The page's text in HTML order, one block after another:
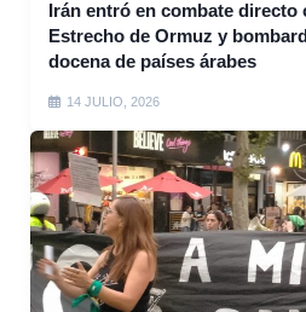
Irán entró en combate directo
Estrecho de Ormuz y
docena de países árabes
14 JULIO, 2026